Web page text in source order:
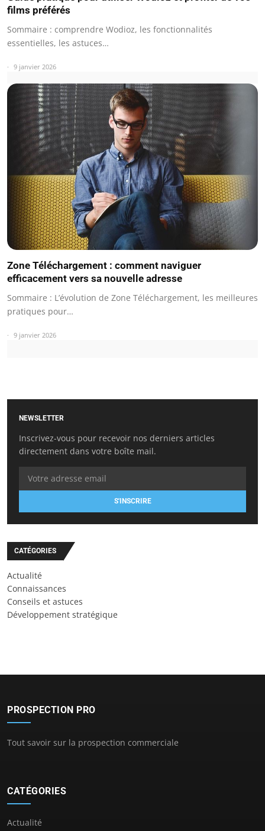
films préférés
Sommaire : comprendre Wodioz, les fonctionnalités
essentielles, les astuces…
9 janvier 2026
Zone Téléchargement : comment naviguer
efficacement vers sa nouvelle adresse
Sommaire : L’évolution de Zone Téléchargement, les meilleures
pratiques pour…
9 janvier 2026
NEWSLETTER
Inscrivez-vous pour recevoir nos derniers articles
directement dans votre boîte mail.
S'INSCRIRE
CATÉGORIES
Actualité
Connaissances
Conseils et astuces
Développement stratégique
PROSPECTION PRO
Tout savoir sur la prospection commerciale
CATÉGORIES
Actualité